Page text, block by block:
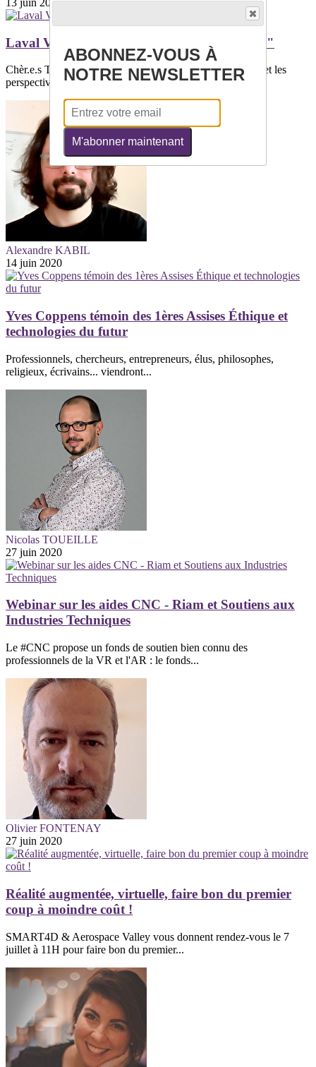
Laval Virtual Day spécial "Emerging Worlds"
Chèr.e.s Toutes et tousLaval Virtual revient sur les enjeux et les
perspectives qu'offres les...
Alexandre KABIL
14 juin 2020
Yves Coppens témoin des 1ères Assises Éthique et
technologies du futur
Professionnels, chercheurs, entrepreneurs, élus, philosophes,
religieux, écrivains... viendront...
Nicolas TOUEILLE
27 juin 2020
Webinar sur les aides CNC - Riam et Soutiens aux
Industries Techniques
Le #CNC propose un fonds de soutien bien connu des
professionnels de la VR et l'AR : le fonds...
Olivier FONTENAY
27 juin 2020
Réalité augmentée, virtuelle, faire bon du premier
coup à moindre coût !
SMART4D & Aerospace Valley vous donnent rendez-vous le 7
juillet à 11H pour faire bon du premier...
ABONNEZ-VOUS À
NOTRE NEWSLETTER
M'abonner maintenant